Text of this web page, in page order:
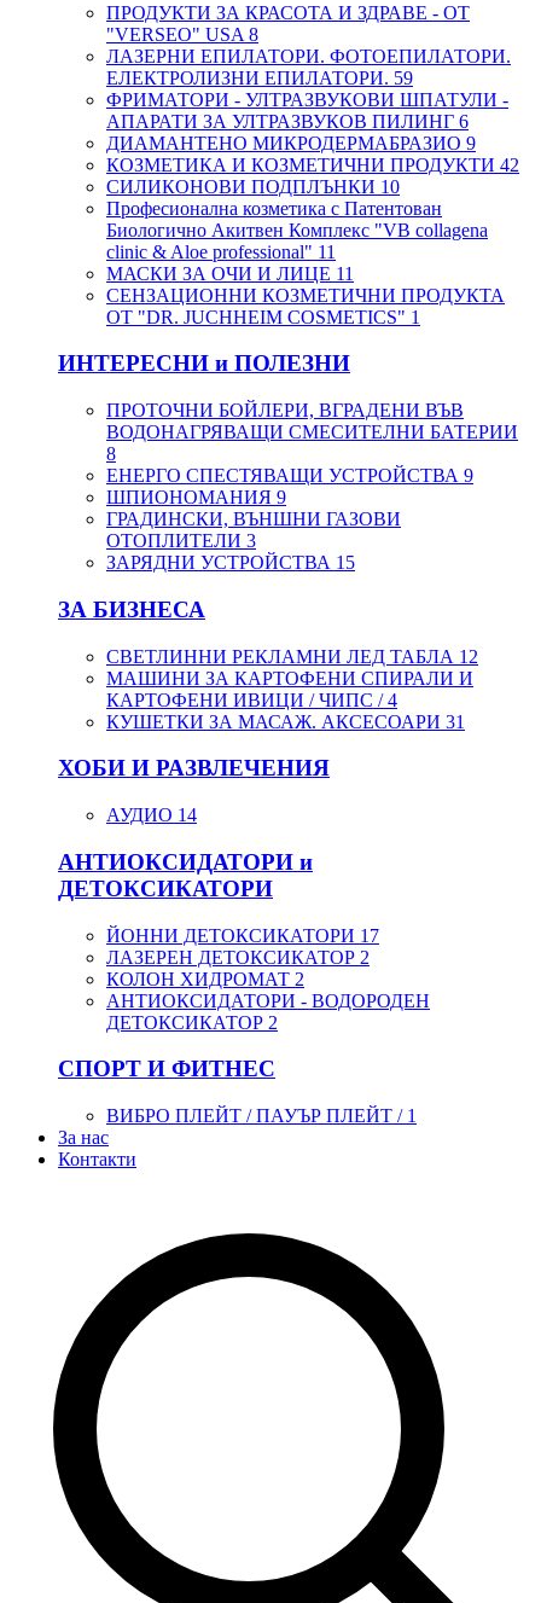
ПРОДУКТИ ЗА КРАСОТА И ЗДРАВЕ - ОТ
"VERSEO" USA 8
ЛАЗЕРНИ ЕПИЛАТОРИ. ФОТОЕПИЛАТОРИ.
ЕЛЕКТРОЛИЗНИ ЕПИЛАТОРИ. 59
ФРИМАТОРИ - УЛТРАЗВУКОВИ ШПАТУЛИ -
АПАРАТИ ЗА УЛТРАЗВУКОВ ПИЛИНГ 6
ДИАМАНТЕНО МИКРОДЕРМАБРАЗИО 9
КОЗМЕТИКА И КОЗМЕТИЧНИ ПРОДУКТИ 42
СИЛИКОНОВИ ПОДПЛЪНКИ 10
Професионална козметика с Патентован
Биологично Акитвен Комплекс "VB collagena
clinic & Aloe professional" 11
МАСКИ ЗА ОЧИ И ЛИЦЕ 11
СЕНЗАЦИОННИ КОЗМЕТИЧНИ ПРОДУКТА
ОТ "DR. JUCHHEIM COSMETICS" 1
ИНТЕРЕСНИ и ПОЛЕЗНИ
ПРОТОЧНИ БОЙЛЕРИ, ВГРАДЕНИ ВЪВ
ВОДОНАГРЯВАЩИ СМЕСИТЕЛНИ БАТЕРИИ
8
ЕНЕРГО СПЕСТЯВАЩИ УСТРОЙСТВА 9
ШПИОНОМАНИЯ 9
ГРАДИНСКИ, ВЪНШНИ ГАЗОВИ
ОТОПЛИТЕЛИ 3
ЗАРЯДНИ УСТРОЙСТВА 15
ЗА БИЗНЕСА
СВЕТЛИННИ РЕКЛАМНИ ЛЕД ТАБЛА 12
МАШИНИ ЗА КАРТОФЕНИ СПИРАЛИ И
КАРТОФЕНИ ИВИЦИ / ЧИПС /4
КУШЕТКИ ЗА МАСАЖ. АКСЕСОАРИ 31
ХОБИ И РАЗВЛЕЧЕНИЯ
АУДИО 14
АНТИОКСИДАТОРИ и
ДЕТОКСИКАТОРИ
ЙОННИ ДЕТОКСИКАТОРИ 17
ЛАЗЕРЕН ДЕТОКСИКАТОР 2
КОЛОН ХИДРОМАТ 2
АНТИОКСИДАТОРИ - ВОДОРОДЕН
ДЕТОКСИКАТОР 2
СПОРТ И ФИТНЕС
ВИБРО ПЛЕЙТ / ПАУЪР ПЛЕЙТ / 1
За нас
Контакти